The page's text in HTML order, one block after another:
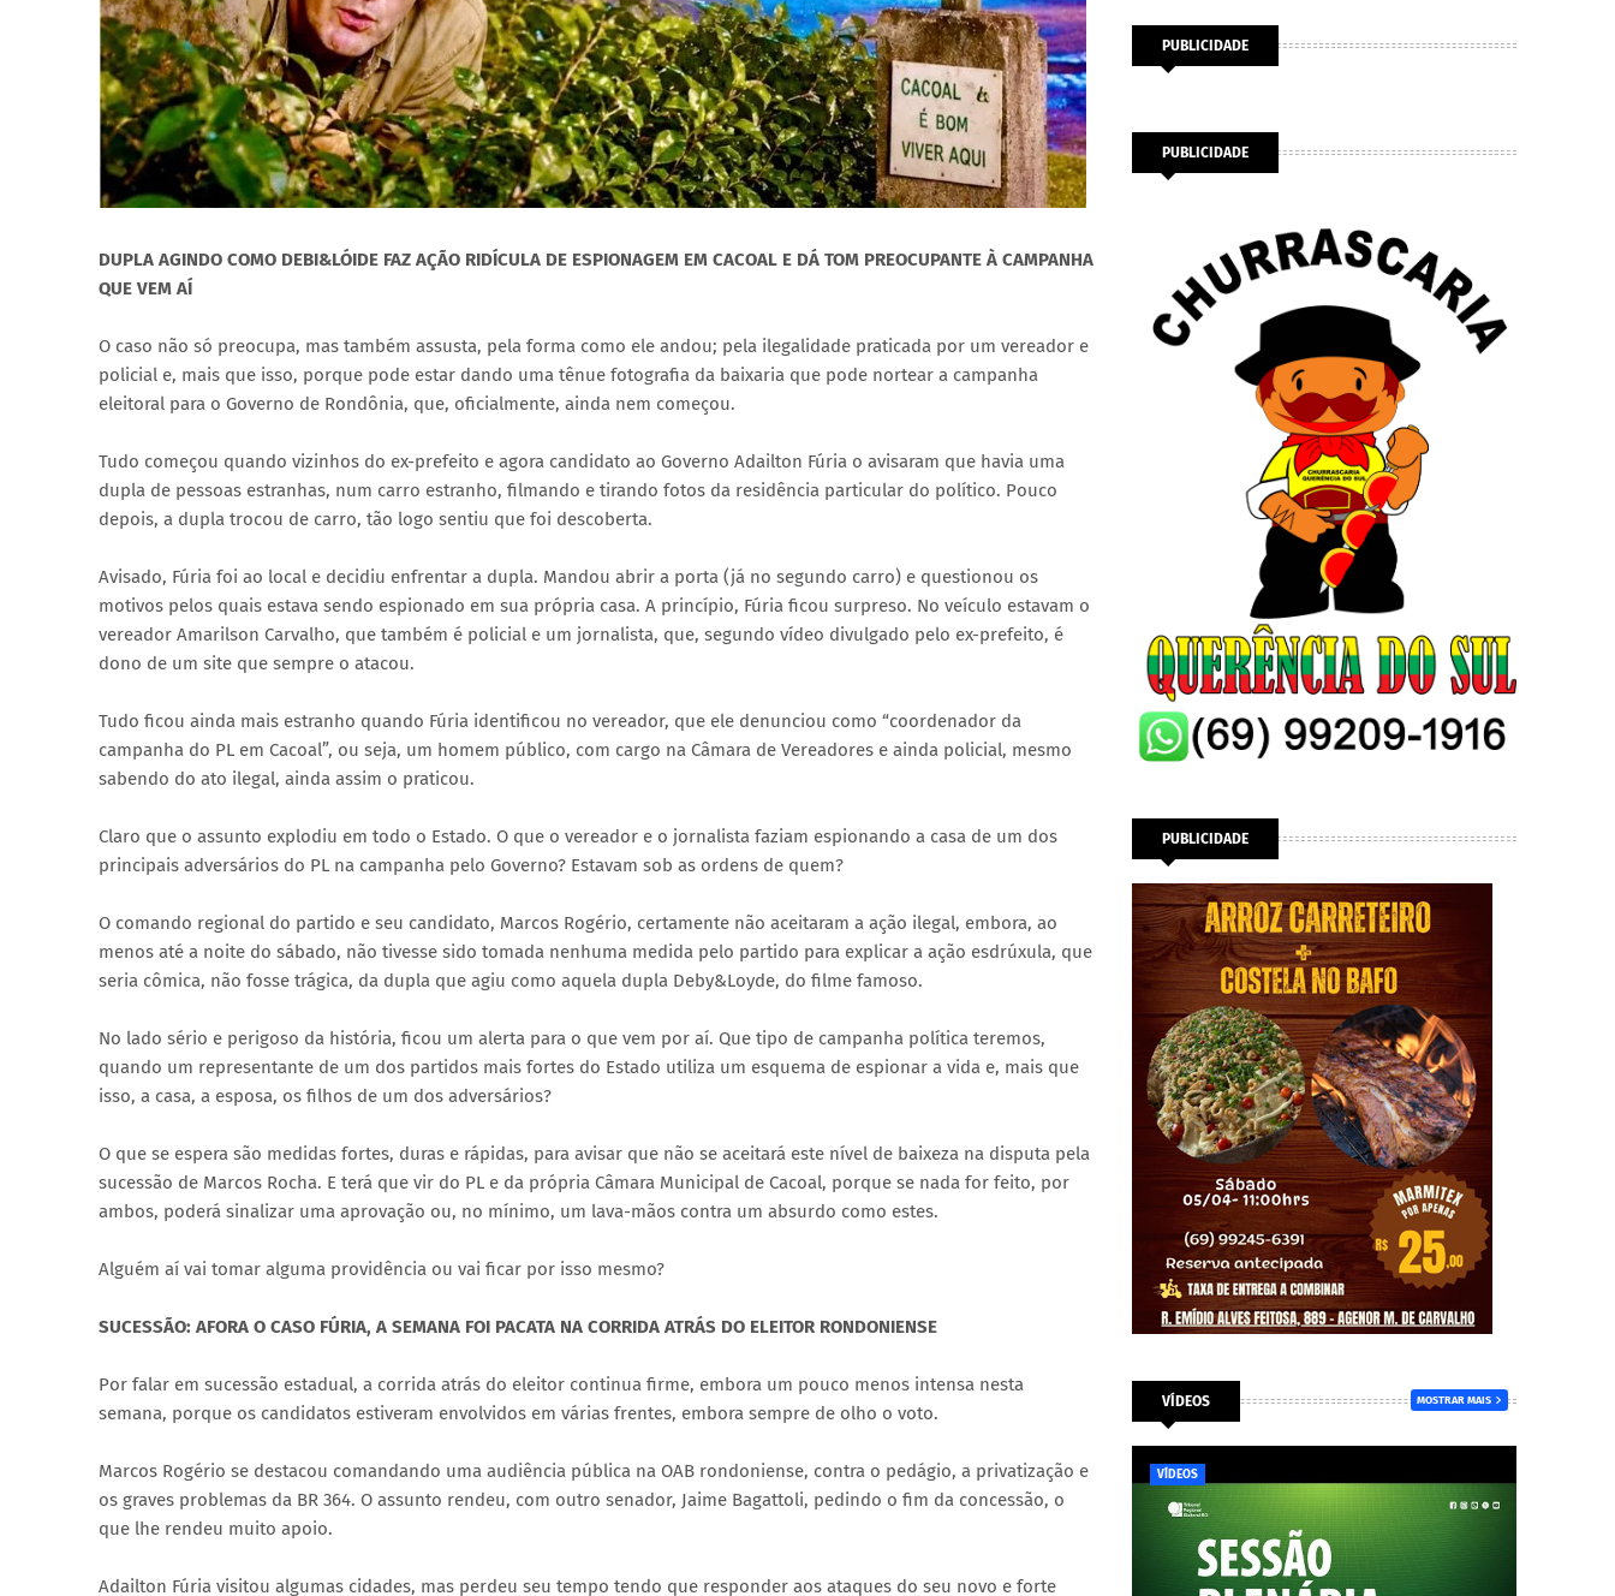
DUPLA AGINDO COMO DEBI&LÓIDE FAZ AÇÃO RIDÍCULA DE ESPIONAGEM EM CACOAL E DÁ TOM PREOCUPANTE À CAMPANHA
QUE VEM AÍ
O caso não só preocupa, mas também assusta, pela forma como ele andou; pela ilegalidade praticada por um vereador e
policial e, mais que isso, porque pode estar dando uma tênue fotografia da baixaria que pode nortear a campanha
eleitoral para o Governo de Rondônia, que, oficialmente, ainda nem começou.
Tudo começou quando vizinhos do ex-prefeito e agora candidato ao Governo Adailton Fúria o avisaram que havia uma
dupla de pessoas estranhas, num carro estranho, filmando e tirando fotos da residência particular do político. Pouco
depois, a dupla trocou de carro, tão logo sentiu que foi descoberta.
Avisado, Fúria foi ao local e decidiu enfrentar a dupla. Mandou abrir a porta (já no segundo carro) e questionou os
motivos pelos quais estava sendo espionado em sua própria casa. A princípio, Fúria ficou surpreso. No veículo estavam o
vereador Amarilson Carvalho, que também é policial e um jornalista, que, segundo vídeo divulgado pelo ex-prefeito, é
dono de um site que sempre o atacou.
Tudo ficou ainda mais estranho quando Fúria identificou no vereador, que ele denunciou como “coordenador da
campanha do PL em Cacoal”, ou seja, um homem público, com cargo na Câmara de Vereadores e ainda policial, mesmo
sabendo do ato ilegal, ainda assim o praticou.
Claro que o assunto explodiu em todo o Estado. O que o vereador e o jornalista faziam espionando a casa de um dos
principais adversários do PL na campanha pelo Governo? Estavam sob as ordens de quem?
O comando regional do partido e seu candidato, Marcos Rogério, certamente não aceitaram a ação ilegal, embora, ao
menos até a noite do sábado, não tivesse sido tomada nenhuma medida pelo partido para explicar a ação esdrúxula, que
seria cômica, não fosse trágica, da dupla que agiu como aquela dupla Deby&Loyde, do filme famoso.
No lado sério e perigoso da história, ficou um alerta para o que vem por aí. Que tipo de campanha política teremos,
quando um representante de um dos partidos mais fortes do Estado utiliza um esquema de espionar a vida e, mais que
isso, a casa, a esposa, os filhos de um dos adversários?
O que se espera são medidas fortes, duras e rápidas, para avisar que não se aceitará este nível de baixeza na disputa pela
sucessão de Marcos Rocha. E terá que vir do PL e da própria Câmara Municipal de Cacoal, porque se nada for feito, por
ambos, poderá sinalizar uma aprovação ou, no mínimo, um lava-mãos contra um absurdo como estes.
Alguém aí vai tomar alguma providência ou vai ficar por isso mesmo?
SUCESSÃO: AFORA O CASO FÚRIA, A SEMANA FOI PACATA NA CORRIDA ATRÁS DO ELEITOR RONDONIENSE
Por falar em sucessão estadual, a corrida atrás do eleitor continua firme, embora um pouco menos intensa nesta
semana, porque os candidatos estiveram envolvidos em várias frentes, embora sempre de olho o voto.
Marcos Rogério se destacou comandando uma audiência pública na OAB rondoniense, contra o pedágio, a privatização e
os graves problemas da BR 364. O assunto rendeu, com outro senador, Jaime Bagattoli, pedindo o fim da concessão, o
que lhe rendeu muito apoio.
Adailton Fúria visitou algumas cidades, mas perdeu seu tempo tendo que responder aos ataques do seu novo e forte
PUBLICIDADE
PUBLICIDADE
PUBLICIDADE
VÍDEOS MOSTRAR MAIS
VÍDEOS